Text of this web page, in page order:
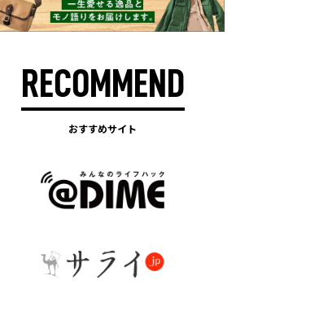
RECOMMEND
おすすめサイト